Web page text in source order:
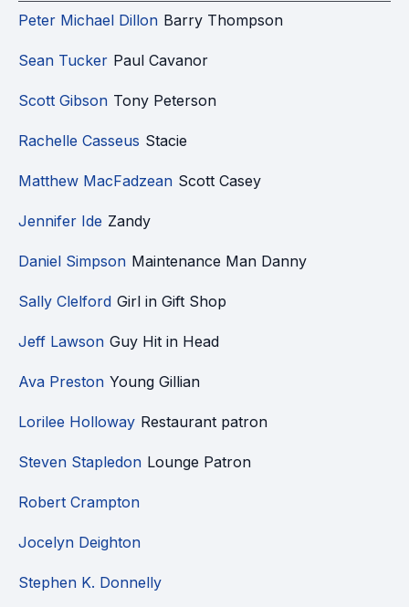
Peter Michael Dillon Barry Thompson
Sean Tucker Paul Cavanor
Scott Gibson Tony Peterson
Rachelle Casseus Stacie
Matthew MacFadzean Scott Casey
Jennifer Ide Zandy
Daniel Simpson Maintenance Man Danny
Sally Clelford Girl in Gift Shop
Jeff Lawson Guy Hit in Head
Ava Preston Young Gillian
Lorilee Holloway Restaurant patron
Steven Stapledon Lounge Patron
Robert Crampton
Jocelyn Deighton
Stephen K. Donnelly